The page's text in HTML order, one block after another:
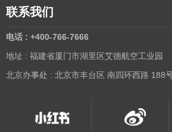
联系我们
电话 : +400-766-7666
地址 : 福建省厦门市湖里区艾德航空工业园
北京办事处 : 北京市丰台区 南四环西路 188